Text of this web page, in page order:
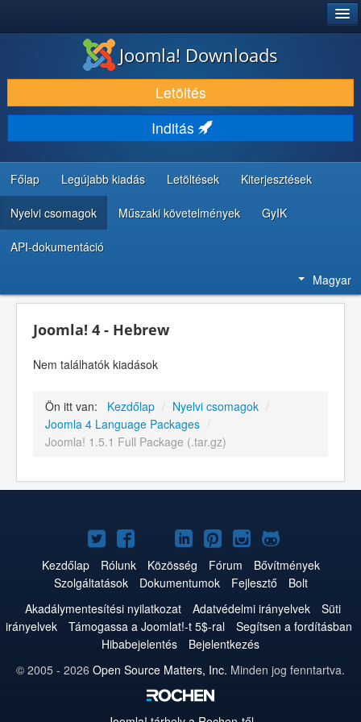
LETÖLTÉS ÉS KITERJESZTÉS
FEDEZZE FEL ÉS TANULJA MEG
KÖZÖSSÉG ÉS TÁMOGATÁS
FEJLESZTŐI ERŐFORRÁSOK
Joomla! Downloads
Letöltés
Inditás
Főlap Legújabb kiadás Letöltések Kiterjesztések
Nyelvi csomagok Műszaki követelmények GyIK
API-dokumentáció
Magyar
Joomla! 4 - Hebrew
Nem találhatók kiadások
Ön itt van: Kezdőlap / Nyelvi csomagok /
Joomla 4 Language Packages /
Joomla! 1.5.1 Full Package (.tar.gz)
Joomla!
a
Twitteren
Joomla!
a
Facebookon
Joomla!
a
YouTube-
on
Joomla!
a
LinkedInen
Joomla!
a
Pinteresten
Joomla!
az
Instagramon
Joomla!
a
GitHub-
on
Kezdőlap Rólunk Közösség Fórum
Bővítmények
Szolgáltatások
Dokumentumok Fejlesztő
Bolt
Akadálymentesítési nyilatkozat
Adatvédelmi irányelvek
Süti
irányelvek
Támogassa a Joomlat!-t 5$-ral
Segítsen a fordításban
Hibabejelentés
Bejelentkezés
© 2005 - 2026 Open Source Matters, Inc. Minden jog fenntartva.